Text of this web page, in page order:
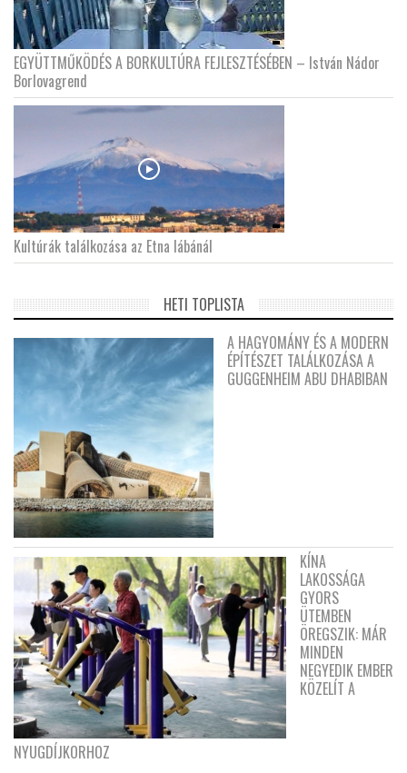
EGYÜTTMŰKÖDÉS A BORKULTÚRA FEJLESZTÉSÉBEN – István Nádor
Borlovagrend
Kultúrák találkozása az Etna lábánál
HETI TOPLISTA
A HAGYOMÁNY ÉS A MODERN
ÉPÍTÉSZET TALÁLKOZÁSA A
GUGGENHEIM ABU DHABIBAN
KÍNA
LAKOSSÁGA
GYORS
ÜTEMBEN
ÖREGSZIK: MÁR
MINDEN
NEGYEDIK EMBER
KÖZELÍT A
NYUGDÍJKORHOZ